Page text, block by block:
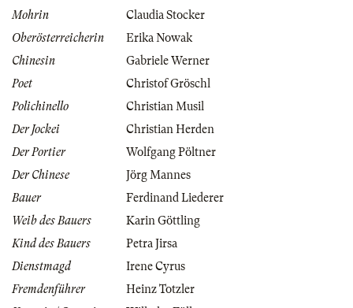
Mohrin
Claudia Stocker
Oberösterreicherin
Erika Nowak
Chinesin
Gabriele Werner
Poet
Christof Gröschl
Polichinello
Christian Musil
Der Jockei
Christian Herden
Der Portier
Wolfgang Pöltner
Der Chinese
Jörg Mannes
Bauer
Ferdinand Liederer
Weib des Bauers
Karin Göttling
Kind des Bauers
Petra Jirsa
Dienstmagd
Irene Cyrus
Fremdenführer
Heinz Totzler